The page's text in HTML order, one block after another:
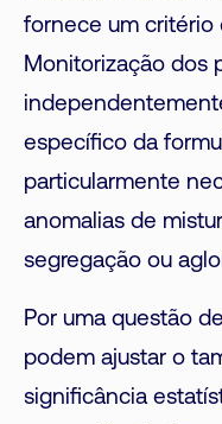
fornece um critério
Monitorização dos
específico da
particularmente
anomalias de
segregação ou
Por uma questão
podem ajustar o
significância